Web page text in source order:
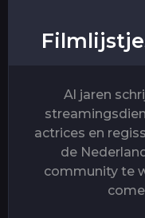
Al jaren
actrices en
de
community te